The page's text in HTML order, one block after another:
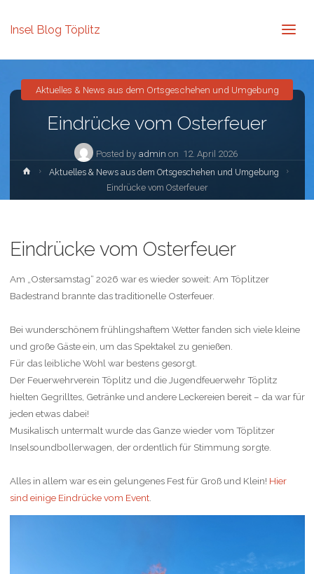
Insel Blog Töplitz
Eindrücke vom Osterfeuer
Posted by admin on 12. April 2026
Aktuelles & News aus dem Ortsgeschehen und Umgebung
HomeAktuelles & News aus dem Ortsgeschehen und Umgebung
Eindrücke vom Osterfeuer
Eindrücke vom Osterfeuer
Am „Ostersamstag“ 2026 war es wieder soweit: Am Töplitzer
Badestrand brannte das traditionelle Osterfeuer.
Bei wunderschönem frühlingshaftem Wetter fanden sich viele kleine
und große Gäste ein, um das Spektakel zu genießen.
Für das leibliche Wohl war bestens gesorgt.
Der Feuerwehrverein Töplitz und die Jugendfeuerwehr Töplitz
hielten Gegrilltes, Getränke und andere Leckereien bereit – da war für
jeden etwas dabei!
Musikalisch untermalt wurde das Ganze wieder vom Töplitzer
Inselsoundbollerwagen, der ordentlich für Stimmung sorgte.
Alles in allem war es ein gelungenes Fest für Groß und Klein! Hier
sind einige Eindrücke vom Event.